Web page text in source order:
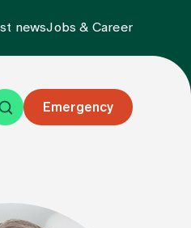
newsJobs & Career
Emergency